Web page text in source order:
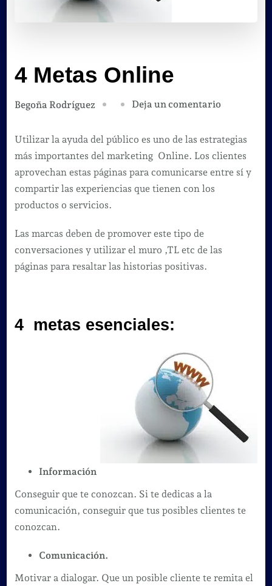
4 Metas Online
Begoña Rodríguez Deja un comentarioen
Metas
Online
Utilizar la ayuda del público es uno de las estrategias
más importantes del marketing Online. Los clientes
aprovechan estas páginas para comunicarse entre sí y
compartir las experiencias que tienen con los
productos o servicios.
Las marcas deben de promover este tipo de
conversaciones y utilizar el muro ,TL etc de las
páginas para resaltar las historias positivas.
4 metas esenciales:
Información
Conseguir que te conozcan. Si te dedicas a la
comunicación, conseguir que tus posibles clientes te
conozcan.
Comunicación.
Motivar a dialogar. Que un posible cliente te remita el